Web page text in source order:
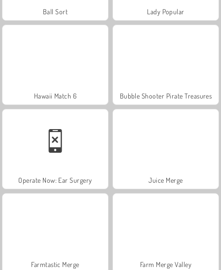
Ball Sort Lady Popular
Hawaii Match 6 Bubble Shooter Pirate Treasures
Operate Now: Ear Surgery Juice Merge
Farmtastic Merge Farm Merge Valley